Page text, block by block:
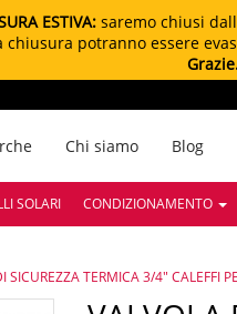
ESTIVA: saremo chiusi
potranno essere
Chi siamo Blog
SOLARI CONDIZIONAMENTO
SICUREZZA TERMICA 3/4" CALEFFI